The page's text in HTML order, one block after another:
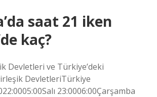
saat 21 iken
kaç?
Devletleri ve Türkiye’deki
DevletleriTürkiye
23:0006:00Çarşamba